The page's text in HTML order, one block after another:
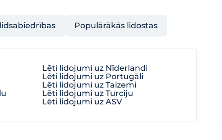
Populārākās lidostas
Lēti lidojumi uz Nīderlandi
Lēti lidojumi uz Portugāli
Lēti lidojumi uz Taizemi
Lēti lidojumi uz Turciju
Lēti lidojumi uz ASV